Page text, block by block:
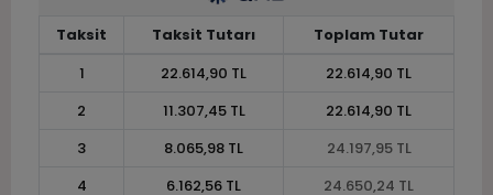
Taksit Taksit Tutarı
Toplam Tutar
1
22.614,90 TL
22.614,90 TL
2
11.307,45 TL
22.614,90 TL
3
8.065,98 TL
24.197,95 TL
4
6.162,56 TL
24.650,24 TL